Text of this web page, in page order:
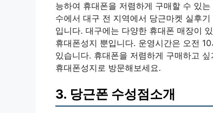
능하여 휴대폰을 저렴하게 구매할 수 있
수에서 대구 전 지역에서 당근마켓 실후
입니다. 대구에는 다양한 휴대폰 매장이
휴대폰성지 뿐입니다. 운영시간은 오전
있습니다. 휴대폰을 저렴하게 구매하고
휴대폰성지로 방문해보세요.
3. 당근폰 수성점소개